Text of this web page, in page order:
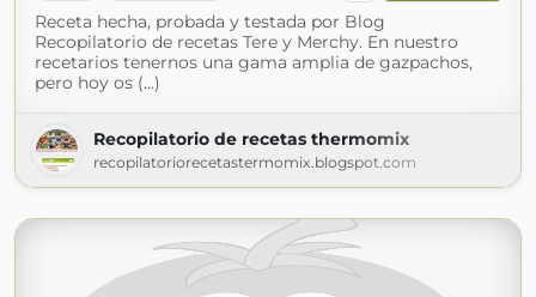
Receta hecha, probada y testada por Blog
Recopilatorio de recetas Tere y Merchy. En nuestro
recetarios tenernos una gama amplia de gazpachos,
pero hoy os (...)
Recopilatorio de recetas thermomix
recopilatoriorecetastermomix.blogspot.com